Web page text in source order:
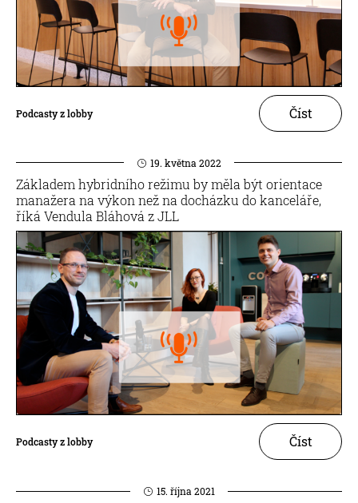
Podcasty z lobby Číst
19. května 2022
Základem hybridního režimu by měla být orientace
manažera na výkon než na docházku do kanceláře,
říká Vendula Bláhová z JLL
Podcasty z lobby Číst
15. října 2021